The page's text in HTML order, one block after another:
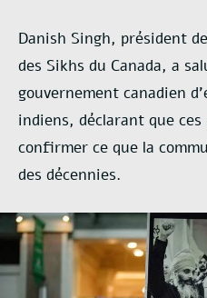
Danish Singh, président
des Sikhs du Canada, a
gouvernement canadien
indiens, déclarant que
confirmer ce que la
des décennies.